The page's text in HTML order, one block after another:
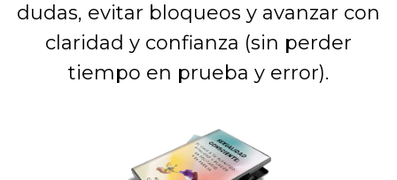
dudas, evitar bloqueos y avanzar con
claridad y confianza (sin perder
tiempo en prueba y error).